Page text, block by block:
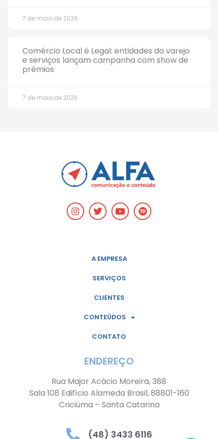
7 de maio de 2026
Comércio Local é Legal: entidades do varejo
e serviços lançam campanha com show de
prêmios
7 de maio de 2026
A EMPRESA
SERVIÇOS
CLIENTES
CONTEÚDOS
CONTATO
ENDEREÇO
Rua Major Acácio Moreira, 388
Sala 108 Edifício Alameda Brasil, 88801-160
Criciúma – Santa Catarina
(48) 3433 6116